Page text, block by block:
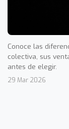
Conoce las
colectiva, sus
antes de elegir.
29 Mar 2026